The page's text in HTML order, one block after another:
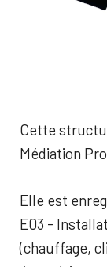
Cette
Médiation
Elle est
E03 -
(chauffage,